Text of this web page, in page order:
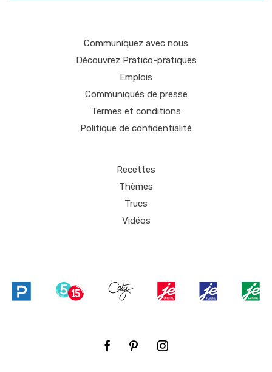
Communiquez avec nous
Découvrez Pratico-pratiques
Emplois
Communiqués de presse
Termes et conditions
Politique de confidentialité
Recettes
Thèmes
Trucs
Vidéos